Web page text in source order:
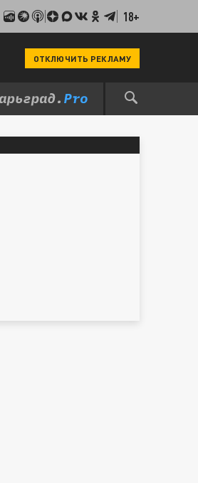
18+
ОТКЛЮЧИТЬ РЕКЛАМУ